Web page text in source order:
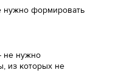
нужно формировать
не нужно
из которых не